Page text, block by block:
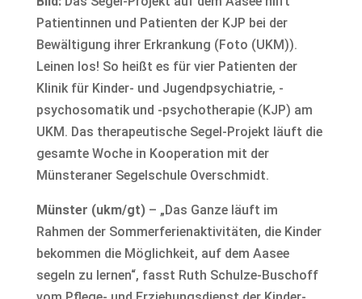
Patientinnen und Patienten der KJP bei der
Bewältigung ihrer Erkrankung (Foto (UKM)).
Leinen los! So heißt es für vier Patienten der
Klinik für Kinder- und Jugendpsychiatrie, -
psychosomatik und -psychotherapie (KJP) am
UKM. Das therapeutische Segel-Projekt läuft die
gesamte Woche in Kooperation mit der
Münsteraner Segelschule Overschmidt.
Münster (ukm/gt)– „Das Ganze läuft im
Rahmen der Sommerferienaktivitäten, die Kinder
bekommen die Möglichkeit, auf dem Aasee
segeln zu lernen“, fasst Ruth Schulze-Buschoff